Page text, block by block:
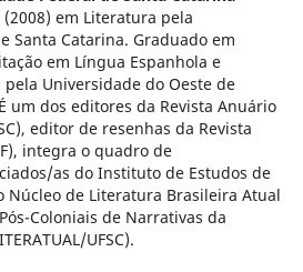
em Literatura pela
Santa Catarina. Graduado em
em Língua Espanhola e
Universidade do Oeste de
um dos editores da Revista Anuário
editor de resenhas da Revista
integra o quadro de
as do Instituto de Estudos de
Núcleo de Literatura Brasileira Atual
Coloniais de Narrativas da
UFSC).